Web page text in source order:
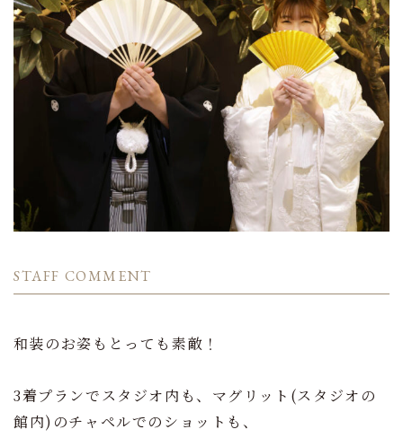
STAFF COMMENT
和装のお姿もとっても素敵！
3着プランでスタジオ内も、マグリット(スタジオの
館内)のチャペルでのショットも、